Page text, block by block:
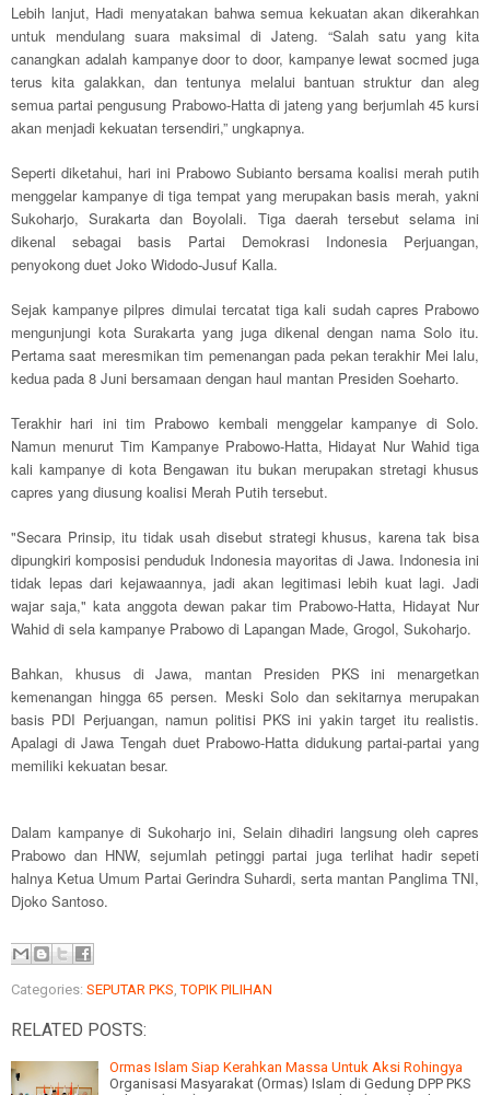
Lebih lanjut, Hadi menyatakan bahwa semua kekuatan akan dikerahkan
untuk mendulang suara maksimal di Jateng. “Salah satu yang kita
canangkan adalah kampanye door to door, kampanye lewat socmed juga
terus kita galakkan, dan tentunya melalui bantuan struktur dan aleg
semua partai pengusung Prabowo-Hatta di jateng yang berjumlah 45 kursi
akan menjadi kekuatan tersendiri,” ungkapnya.
Seperti diketahui, hari ini Prabowo Subianto bersama koalisi merah putih
menggelar kampanye di tiga tempat yang merupakan basis merah, yakni
Sukoharjo, Surakarta dan Boyolali. Tiga daerah tersebut selama ini
dikenal sebagai basis Partai Demokrasi Indonesia Perjuangan,
penyokong duet Joko Widodo-Jusuf Kalla.
Sejak kampanye pilpres dimulai tercatat tiga kali sudah capres Prabowo
mengunjungi kota Surakarta yang juga dikenal dengan nama Solo itu.
Pertama saat meresmikan tim pemenangan pada pekan terakhir Mei lalu,
kedua pada 8 Juni bersamaan dengan haul mantan Presiden Soeharto.
Terakhir hari ini tim Prabowo kembali menggelar kampanye di Solo.
Namun menurut Tim Kampanye Prabowo-Hatta, Hidayat Nur Wahid tiga
kali kampanye di kota Bengawan itu bukan merupakan stretagi khusus
capres yang diusung koalisi Merah Putih tersebut.
"Secara Prinsip, itu tidak usah disebut strategi khusus, karena tak bisa
dipungkiri komposisi penduduk Indonesia mayoritas di Jawa. Indonesia ini
tidak lepas dari kejawaannya, jadi akan legitimasi lebih kuat lagi. Jadi
wajar saja," kata anggota dewan pakar tim Prabowo-Hatta, Hidayat Nur
Wahid di sela kampanye Prabowo di Lapangan Made, Grogol, Sukoharjo.
Bahkan, khusus di Jawa, mantan Presiden PKS ini menargetkan
kemenangan hingga 65 persen. Meski Solo dan sekitarnya merupakan
basis PDI Perjuangan, namun politisi PKS ini yakin target itu realistis.
Apalagi di Jawa Tengah duet Prabowo-Hatta didukung partai-partai yang
memiliki kekuatan besar.
Dalam kampanye di Sukoharjo ini, Selain dihadiri langsung oleh capres
Prabowo dan HNW, sejumlah petinggi partai juga terlihat hadir sepeti
halnya Ketua Umum Partai Gerindra Suhardi, serta mantan Panglima TNI,
Djoko Santoso.
Categories: SEPUTAR PKS,TOPIK PILIHAN
RELATED POSTS:
Ormas Islam Siap Kerahkan Massa Untuk Aksi Rohingya
Organisasi Masyarakat (Ormas) Islam di Gedung DPP PKS